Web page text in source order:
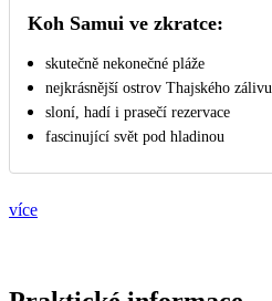
Koh Samui ve zkratce:
skutečně nekonečné pláže
nejkrásnější ostrov Thajského zálivu
sloní, hadí i prasečí rezervace
fascinující svět pod hladinou
více